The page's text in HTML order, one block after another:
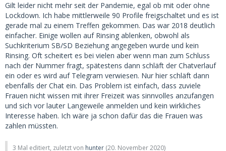
Gilt leider nicht mehr seit der Pandemie, egal ob mit oder ohne
Lockdown. Ich habe mittlerweile 90 Profile freigschaltet und es ist
gerade mal zu einem Treffen gekommen. Das war 2018 deutlich
einfacher. Einige wollen auf Rinsing ablenken, obwohl als
Suchkriterium SB/SD Beziehung angegeben wurde und kein
Rinsing. Oft scheitert es bei vielen aber wenn man zum Schluss
nach der Nummer fragt, spätestens dann schläft der Chatverlauf
ein oder es wird auf Telegram verwiesen. Nur hier schläft dann
ebenfalls der Chat ein. Das Problem ist einfach, dass zuviele
Frauen nicht wissen mit ihrer Freizeit was sinnvolles anzufangen
und sich vor lauter Langeweile anmelden und kein wirkliches
Interesse haben. Ich wäre ja schon dafür das die Frauen was
zahlen müssten.
3 Mal editiert, zuletzt von hunter (20. November 2020)